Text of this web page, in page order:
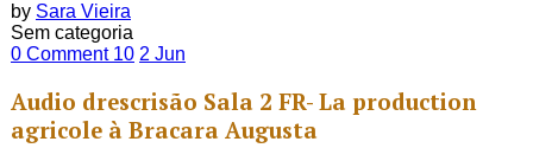
by Sara Vieira
Sem categoria
0 Comment 10 2 Jun
Audio drescrisão Sala 2 FR- La production
agricole à Bracara Augusta